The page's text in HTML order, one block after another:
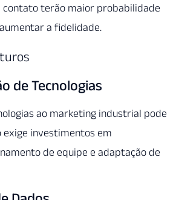
contato terão maior probabilidade
a fidelidade.
de Tecnologias
ao marketing industrial pode
exige investimentos em
de equipe e adaptação de